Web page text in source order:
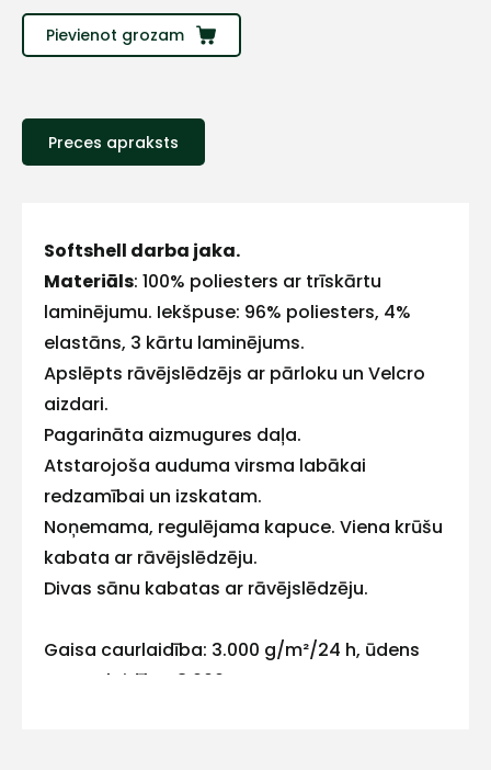
Pievienot grozam
Preces apraksts
Softshell darba jaka.
Materiāls: 100% poliesters ar trīskārtu
laminējumu. Iekšpuse: 96% poliesters, 4%
elastāns, 3 kārtu laminējums.
Apslēpts rāvējslēdzējs ar pārloku un Velcro
aizdari.
Pagarināta aizmugures daļa.
Atstarojoša auduma virsma labākai
redzamībai un izskatam.
Noņemama, regulējama kapuce. Viena krūšu
kabata ar rāvējslēdzēju.
Divas sānu kabatas ar rāvējslēdzēju.
Gaisa caurlaidība: 3.000 g/m²/24 h, ūdens
necaurlaidība: 8.000 mm.
E-pasts
Kontakttālrunis
Ziņojums